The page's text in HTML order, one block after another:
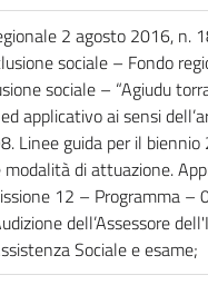
2 agosto 2016, n.
sociale – Fondo
sociale – “Agiudu
applicativo ai sensi
Linee guida per il
di attuazione.
12 – Programma –
dell’Assessore
Sociale e esame;